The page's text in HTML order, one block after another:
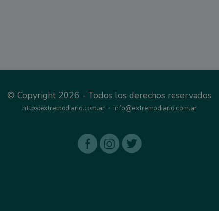
© Copyright 2026 - Todos los derechos reservados
https:extremodiario.com.ar - info@extremodiario.com.ar